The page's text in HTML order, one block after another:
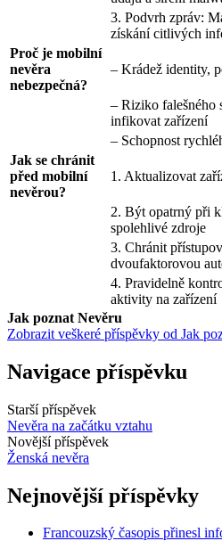
3. Podvrh zpráv:
získání citlivých
Proč je mobilní
nevěra
nebezpečná?
– Krádež identity,
– Riziko falešného
infikovat zařízení
– Schopnost
Jak se chránit
před mobilní
nevěrou?
1. Aktualizovat
2. Být opatrný při
spolehlivé zdroje
3. Chránit
dvoufaktorovou
4. Pravidelně
aktivity na zařízení
Jak poznat Nevěru
Zobrazit veškeré příspěvky od Jak
Navigace příspěvku
Starší příspěvek
Nevěra na začátku vztahu
Novější příspěvek
Ženská nevěra
Nejnovější příspěvky
Francouzský časopis přinesl